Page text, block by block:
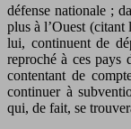
défense nationale ;
plus à l’Ouest (citant
lui, continuent de
reproché à ces pays
contentant de
continuer à
qui, de fait, se